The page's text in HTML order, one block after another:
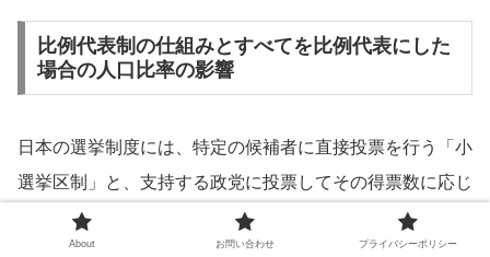
比例代表制の仕組みとすべてを比例代表にした
場合の人口比率の影響
日本の選挙制度には、特定の候補者に直接投票を行う「小
選挙区制」と、支持する政党に投票してその得票数に応じ
て議席を分配する「比例代表制」の2種類が存在していま
About お問い合わせ プライバシーポリシー